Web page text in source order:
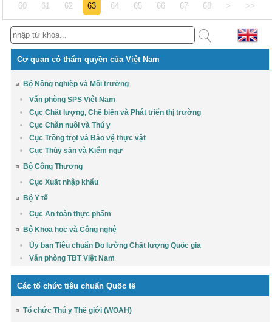
60 61 62 63 64 65 66 67 68 > >>
Cơ quan có thẩm quyền của Việt Nam
Bộ Nông nghiệp và Môi trường
Văn phòng SPS Việt Nam
Cục Chất lượng, Chế biến và Phát triển thị trường
Cục Chăn nuôi và Thú y
Cục Trồng trọt và Bảo vệ thực vật
Cục Thủy sản và Kiểm ngư
Bộ Công Thương
Cục Xuất nhập khẩu
Bộ Y tế
Cục An toàn thực phẩm
Bộ Khoa học và Công nghệ
Ủy ban Tiêu chuẩn Đo lường Chất lượng Quốc gia
Văn phòng TBT Việt Nam
Các tổ chức tiêu chuẩn Quốc tế
Tổ chức Thú y Thế giới (WOAH)